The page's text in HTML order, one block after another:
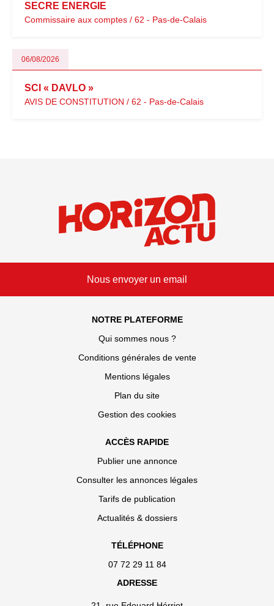
SECRE ENERGIE
Commissaire aux comptes / 62 - Pas-de-Calais
06/08/2026
SCI « DAVLO »
AVIS DE CONSTITUTION / 62 - Pas-de-Calais
Nous envoyer un email
NOTRE PLATEFORME
Qui sommes nous ?
Conditions générales de vente
Mentions légales
Plan du site
Gestion des cookies
ACCÈS RAPIDE
Publier une annonce
Consulter les annonces légales
Tarifs de publication
Actualités & dossiers
TÉLÉPHONE
07 72 29 11 84
ADRESSE